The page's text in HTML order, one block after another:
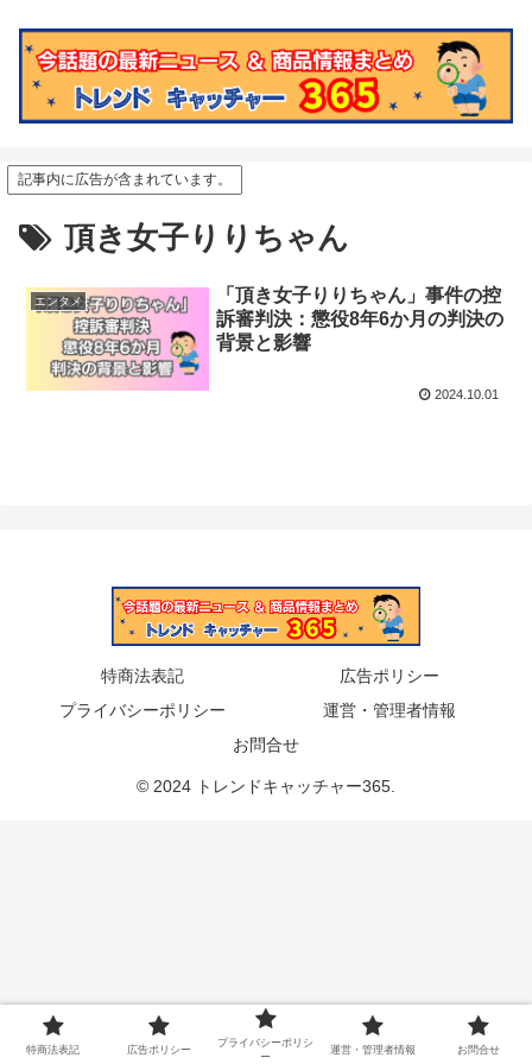
記事内に広告が含まれています。
頂き女子りりちゃん
エンタメ
「頂き女子りりちゃん」事件の控
訴審判決：懲役8年6か月の判決の
背景と影響
2024.10.01
特商法表記
広告ポリシー
プライバシーポリシー
運営・管理者情報
お問合せ
© 2024 トレンドキャッチャー365.
特商法表記 広告ポリシー
プライバシーポリシ
ー
運営・管理者情報 お問合せ